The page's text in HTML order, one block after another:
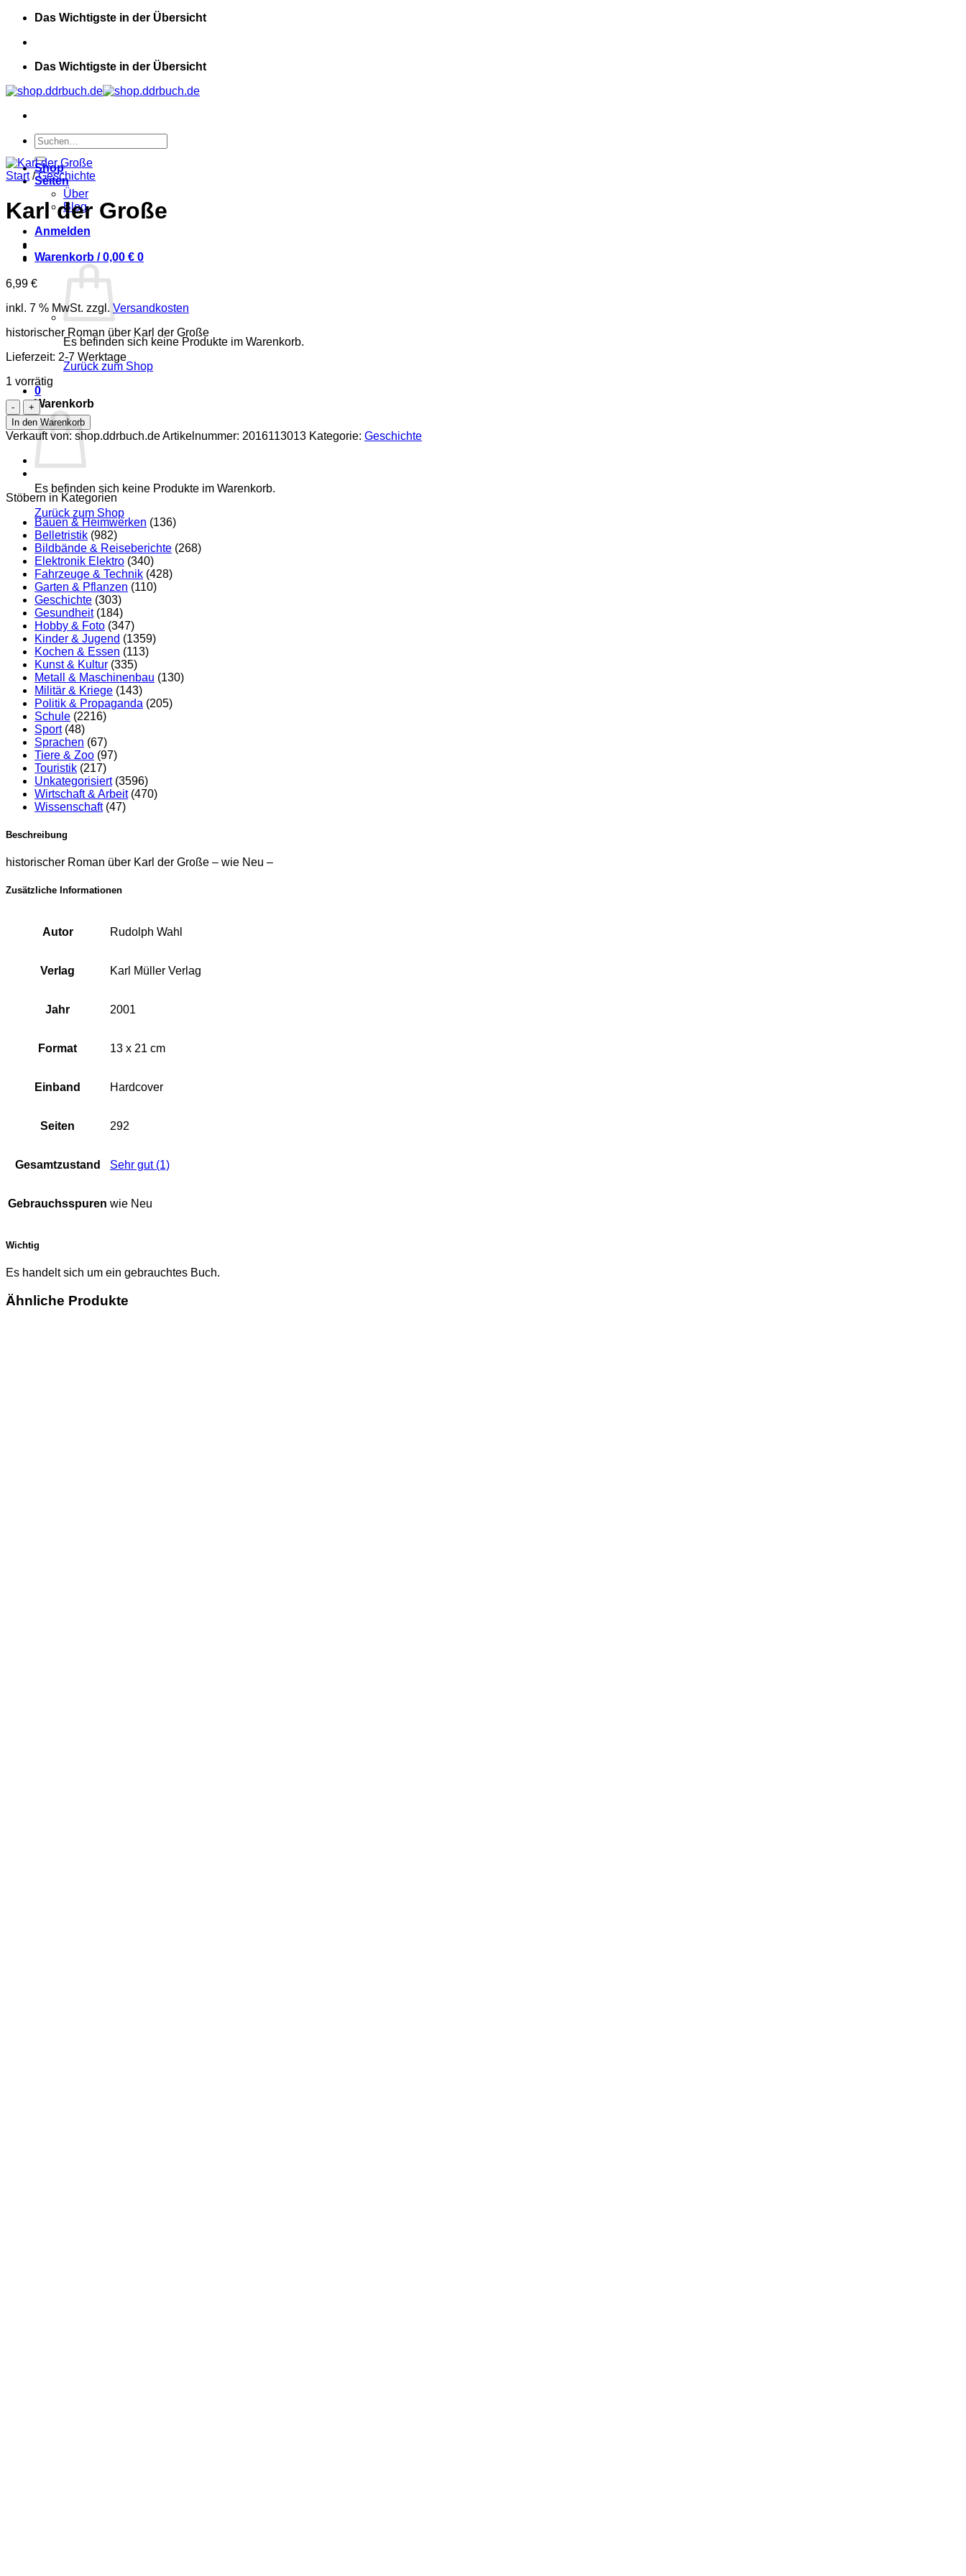
Zum
springen
Das Wichtigste in der Übersicht
Das Wichtigste in der Übersicht
Suchen
nach:
Shop
Seiten
Über
Blog
Anmelden
Warenkorb /0,00 € 0
Es befinden sich keine Produkte im Warenkorb.
Zurück zum Shop
0
Warenkorb
Es befinden sich keine Produkte im Warenkorb.
Zurück zum Shop
Start / Geschichte
Karl der Große
6,99 €
inkl. 7 % MwSt. zzgl. Versandkosten
historischer Roman über Karl der Große
Lieferzeit: 2-7 Werktage
1 vorrätig
Karl
der
Große
Menge
In den Warenkorb
Verkauft von: shop.ddrbuch.deArtikelnummer: 2016113013 Kategorie: Geschichte
Stöbern in Kategorien
Bauen & Heimwerken (136)
Belletristik (982)
Bildbände & Reiseberichte (268)
Elektronik Elektro (340)
Fahrzeuge & Technik (428)
Garten & Pflanzen (110)
Geschichte (303)
Gesundheit (184)
Hobby & Foto (347)
Kinder & Jugend (1359)
Kochen & Essen (113)
Kunst & Kultur (335)
Metall & Maschinenbau (130)
Militär & Kriege (143)
Politik & Propaganda (205)
Schule (2216)
Sport (48)
Sprachen (67)
Tiere & Zoo (97)
Touristik (217)
Unkategorisiert (3596)
Wirtschaft & Arbeit (470)
Wissenschaft (47)
Beschreibung
historischer Roman über Karl der Große – wie Neu –
Zusätzliche Informationen
Autor Rudolph Wahl
Verlag Karl Müller Verlag
Jahr 2001
Format 13 x 21 cm
Einband Hardcover
Seiten 292
Gesamtzustand Sehr gut (1)
Gebrauchsspuren wie Neu
Wichtig
Es handelt sich um ein gebrauchtes Buch.
Ähnliche Produkte